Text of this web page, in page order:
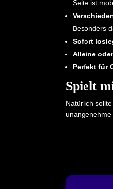
Seite ist
Besonders
Sofort
Alleine
Perfekt für
Spielt
Natürlich